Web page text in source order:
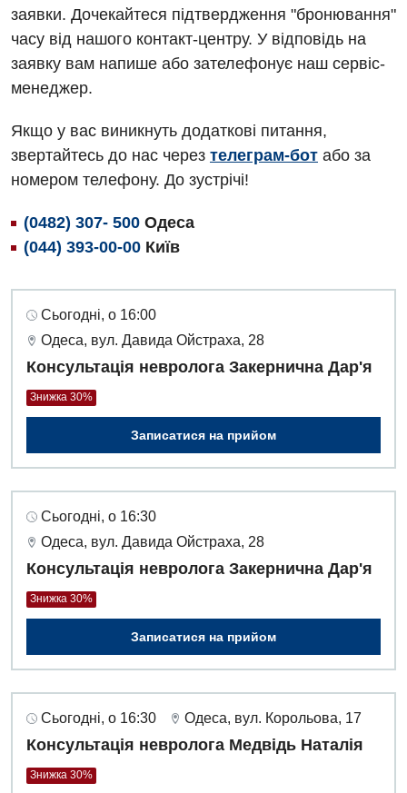
заявки. Дочекайтеся підтвердження "бронювання"
часу від нашого контакт-центру. У відповідь на
заявку вам напише або зателефонує наш сервіс-
менеджер.
Якщо у вас виникнуть додаткові питання,
звертайтесь до нас через телеграм-бот або за
номером телефону. До зустрічі!
(0482) 307- 500 Одеса
(044) 393-00-00 Київ
Сьогодні, о 16:00
Одеса, вул. Давида Ойстраха, 28
Консультація невролога Закернична Дар'я
Знижка 30%
Записатися на прийом
Сьогодні, о 16:30
Одеса, вул. Давида Ойстраха, 28
Консультація невролога Закернична Дар'я
Знижка 30%
Записатися на прийом
Сьогодні, о 16:30 Одеса, вул. Корольова, 17
Консультація невролога Медвідь Наталія
Знижка 30%